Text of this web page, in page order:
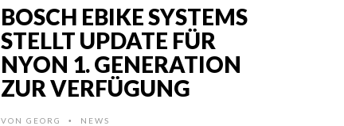
BOSCH EBIKE SYSTEMS
STELLT UPDATE FÜR
NYON 1. GENERATION
ZUR VERFÜGUNG
VON GEORG • NEWS